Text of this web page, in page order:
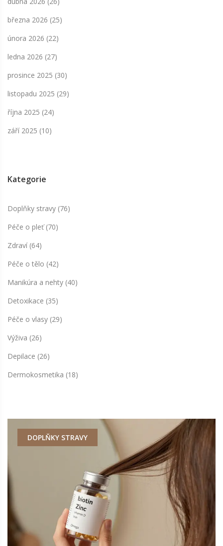
března 2026 (25)
února 2026 (22)
ledna 2026 (27)
prosince 2025 (30)
listopadu 2025 (29)
října 2025 (24)
září 2025 (10)
Kategorie
Doplňky stravy (76)
Péče o pleť(70)
Zdraví (64)
Péče o tělo (42)
Manikúra a nehty (40)
Detoxikace (35)
Péče o vlasy (29)
Výživa (26)
Depilace (26)
Dermokosmetika (18)
DOPLŇKY STRAVY